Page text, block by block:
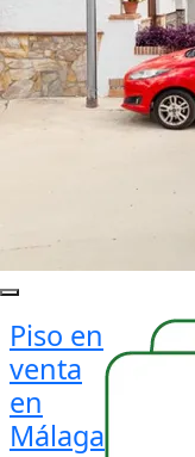
Piso en
venta
en
Málaga